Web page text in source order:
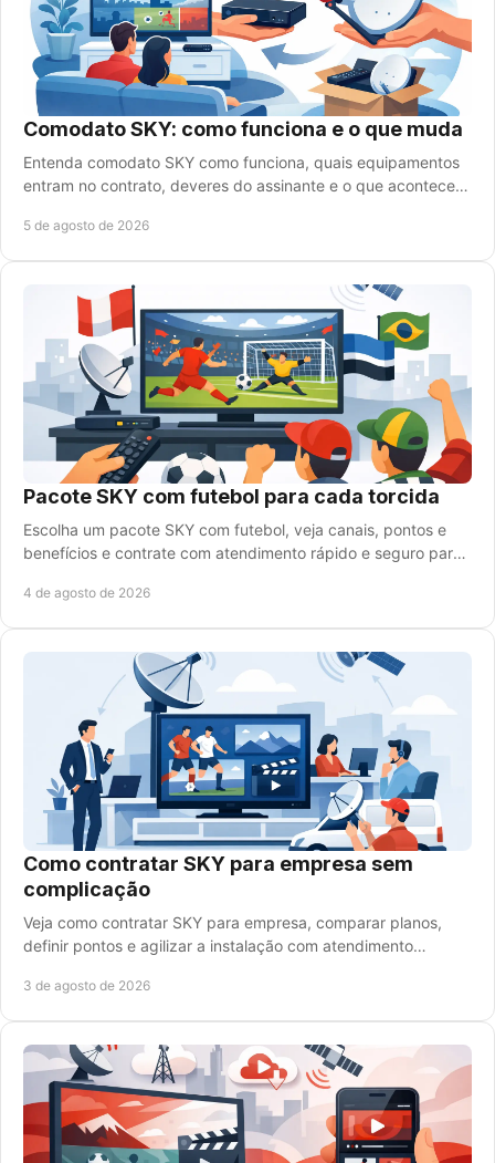
Comodato SKY: como funciona e o que muda
Entenda comodato SKY como funciona, quais equipamentos
entram no contrato, deveres do assinante e o que acontece
5 de agosto de 2026
Pacote SKY com futebol para cada torcida
Escolha um pacote SKY com futebol, veja canais, pontos e
benefícios e contrate com atendimento rápido e seguro para
4 de agosto de 2026
Como contratar SKY para empresa sem
complicação
Veja como contratar SKY para empresa, comparar planos,
definir pontos e agilizar a instalação com atendimento
3 de agosto de 2026